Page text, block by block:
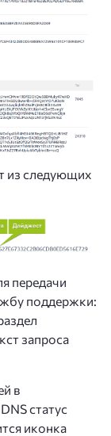
из следующих
передачи
поддержки:
запроса
в
статус
иконка